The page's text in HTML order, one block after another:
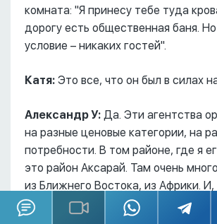
комната: "Я принесу тебе туда
дорогу есть общественная баня.
условие – никаких гостей".
Катя: Это все, что он был в силах
Александр У: Да. Эти агентства
на разные ценовые категории, на
потребности. В том районе, где я
это район Аксарай. Там очень
из Ближнего Востока, из Африки. И,
как я это понял – не могу ручаться
достоверно, очень многие